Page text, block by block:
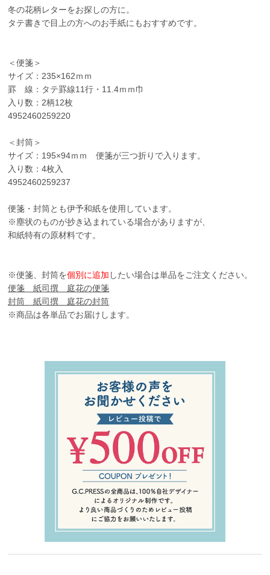
冬の花柄レターをお探しの方に。
タテ書きで目上の方へのお手紙にもおすすめです。
＜便箋＞
サイズ：235×162ｍｍ
罫 線：タテ罫線11行・11.4ｍｍ巾
入り数：2柄12枚
4952460259220
＜封筒＞
サイズ：195×94ｍｍ 便箋が三つ折りで入ります。
入り数：4枚入
4952460259237
便箋・封筒とも伊予和紙を使用しています。
※塵状のものが抄き込まれている場合がありますが、
和紙特有の原材料です。
※便箋、封筒を個別に追加 したい場合は単品をご注文ください。
便箋 紙司撰 庭花の便箋
封筒 紙司撰 庭花の封筒
※商品は各単品でお届けします。